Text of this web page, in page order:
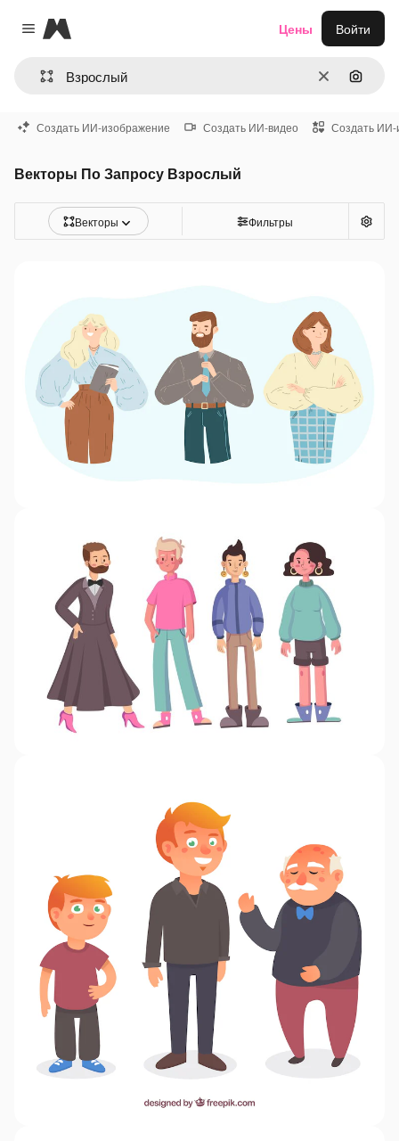
Close menu
Magnific
ОчиститьПоиск
Цены Войти
Создать ИИ-изображение Создать ИИ-видео Создать ИИ-
Векторы По Запросу Взрослый
Векторы Фильтры